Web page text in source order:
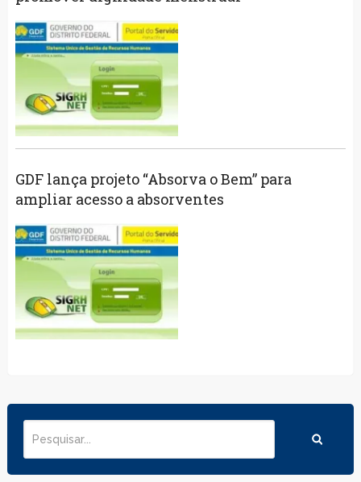
GDF lança projeto “Absorva o Bem” para
ampliar acesso a absorventes